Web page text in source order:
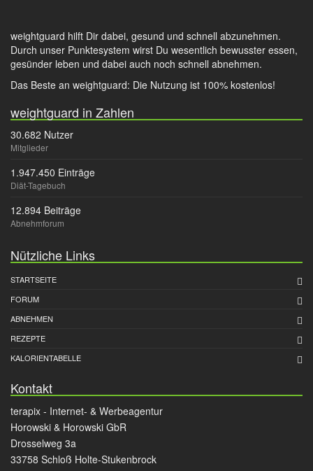
weightguard hilft Dir dabei, gesund und schnell abzunehmen.
Durch unser Punktesystem wirst Du wesentlich bewusster essen,
gesünder leben und dabei auch noch schnell abnehmen.
Das Beste an weightguard: Die Nutzung ist 100% kostenlos!
weightguard in Zahlen
30.682 Nutzer
Mitglieder
1.947.450 Einträge
Diät-Tagebuch
12.894 Beiträge
Abnehmforum
Nützliche Links
STARTSEITE
FORUM
ABNEHMEN
REZEPTE
KALORIENTABELLE
Kontakt
terapix - Internet- & Werbeagentur
Horowski & Horowski GbR
Drosselweg 3a
33758 Schloß Holte-Stukenbrock